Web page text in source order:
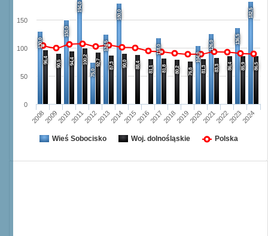
130,0
150,0
194,0
75,0
124,5
180,0
118,0
104,0
126,0
136,5
182,5
96,4 90,5 94,4 100,2 92,7 87,3 90,0 88,4 81,1 81,8 80,2 76,8 81,3 83,3 86,4 85,9 86,5
20082009201020112012201320142015201620172018201920202021202220232024
0
50
100
150
Wieś Sobocisko Woj. dolnośląskie Polska